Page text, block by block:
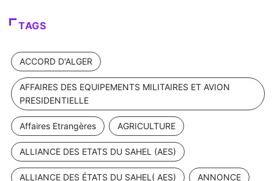
TAGS
ACCORD D'ALGER
AFFAIRES DES EQUIPEMENTS MILITAIRES ET AVION
PRESIDENTIELLE
Affaires Etrangères AGRICULTURE
ALLIANCE DES ETATS DU SAHEL (AES)
ALLIANCE DES ÉTATS DU SAHEL( AES) ANNONCE